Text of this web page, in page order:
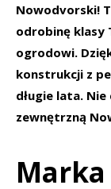
Nowodvorski!
odrobinę klasy
ogrodowi.
konstrukcji z
długie lata. Nie
zewnętrzną